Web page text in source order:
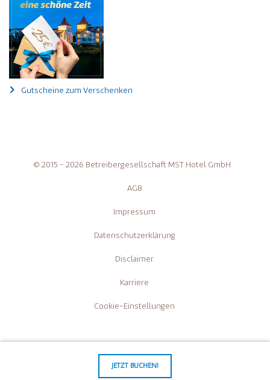
Gutscheine zum Verschenken
© 2015 - 2026 Betreibergesellschaft MST Hotel GmbH
AGB
Impressum
Datenschutzerklärung
Disclaimer
Karriere
Cookie-Einstellungen
JETZT BUCHEN!